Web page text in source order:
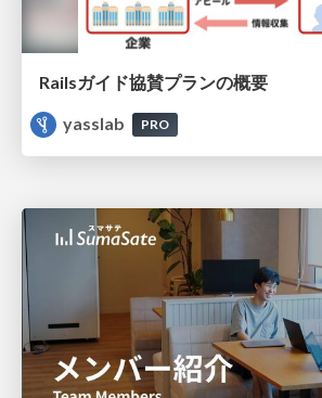
Railsガイド協賛プランの概要
yasslab
PRO